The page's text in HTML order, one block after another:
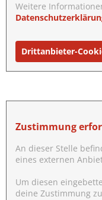
Weitere
Drittanbieter-
Zustimmung
An dieser Stelle
eines externen
Um diesen
deine Zustimmung